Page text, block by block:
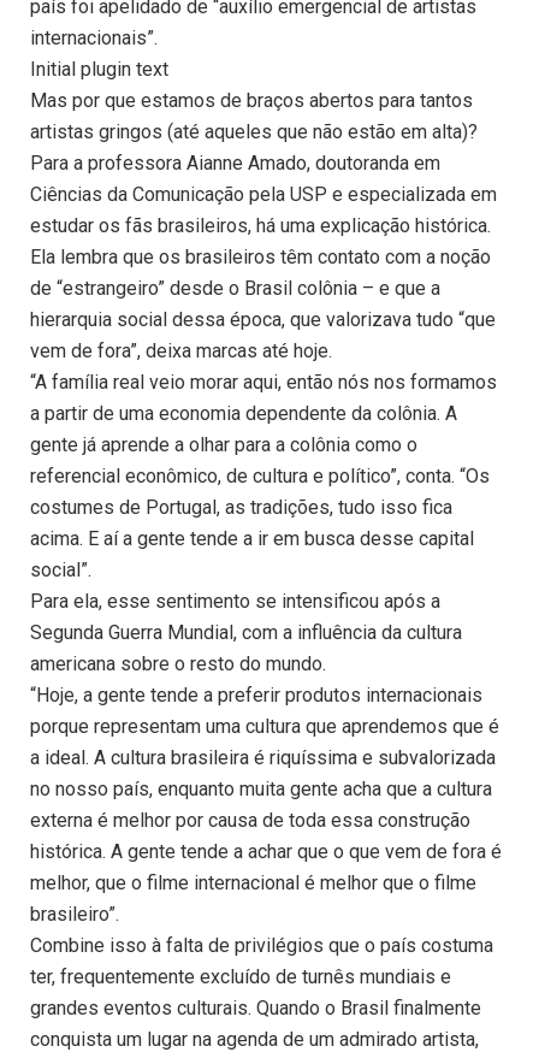
país foi apelidado de “auxílio emergencial de artistas
internacionais”.
Initial plugin text
Mas por que estamos de braços abertos para tantos
artistas gringos (até aqueles que não estão em alta)?
Para a professora Aianne Amado, doutoranda em
Ciências da Comunicação pela USP e especializada em
estudar os fãs brasileiros, há uma explicação histórica.
Ela lembra que os brasileiros têm contato com a noção
de “estrangeiro” desde o Brasil colônia – e que a
hierarquia social dessa época, que valorizava tudo “que
vem de fora”, deixa marcas até hoje.
“A família real veio morar aqui, então nós nos formamos
a partir de uma economia dependente da colônia. A
gente já aprende a olhar para a colônia como o
referencial econômico, de cultura e político”, conta. “Os
costumes de Portugal, as tradições, tudo isso fica
acima. E aí a gente tende a ir em busca desse capital
social”.
Para ela, esse sentimento se intensificou após a
Segunda Guerra Mundial, com a influência da cultura
americana sobre o resto do mundo.
“Hoje, a gente tende a preferir produtos internacionais
porque representam uma cultura que aprendemos que é
a ideal. A cultura brasileira é riquíssima e subvalorizada
no nosso país, enquanto muita gente acha que a cultura
externa é melhor por causa de toda essa construção
histórica. A gente tende a achar que o que vem de fora é
melhor, que o filme internacional é melhor que o filme
brasileiro”.
Combine isso à falta de privilégios que o país costuma
ter, frequentemente excluído de turnês mundiais e
grandes eventos culturais. Quando o Brasil finalmente
conquista um lugar na agenda de um admirado artista,